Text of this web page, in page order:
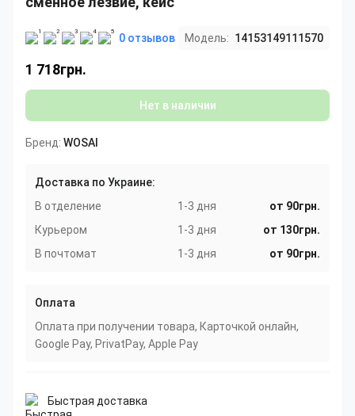
0 отзывов Модель: 14153149111570
1 718грн.
Нет в наличии
Бренд: WOSAI
Доставка по Украине:
В отделение
1-3 дня
от 90грн.
Курьером
1-3 дня
от 130грн.
В почтомат
1-3 дня от 90грн.
Оплата
Оплата при получении товара, Карточкой онлайн,
Google Pay, PrivatPay, Apple Pay
Быстрая доставка